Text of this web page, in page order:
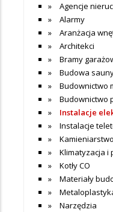
Agencje
Alarmy
Aranżacja
Architekci
Bramy
Budowa
Budownictwo
Budownictwo
Instalacje
Instalacje
Kamieniarstwo
Klimatyzacja i
Kotły CO
Materiały
Narzędzia